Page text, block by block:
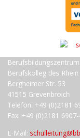
Berufskolleg des
Bergheimer Str. 53
41515 Grevenbroich
Telefon: +49 (0)2181
Fax: +49 (0)2181
E-Mail: